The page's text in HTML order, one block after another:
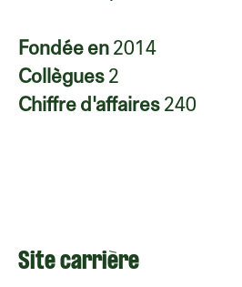
Fondée en2014
Collègues2
Chiffre d'affaires240
Site carrière